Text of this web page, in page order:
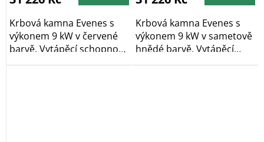
Krbová kamna Evenes s
výkonem 9 kW v červené
barvě. Vytápěcí schopnost
kamen činí...
Krbová kamna Evenes s
výkonem 9 kW v sametově
hnědé barvě. Vytápěcí
schopnost...